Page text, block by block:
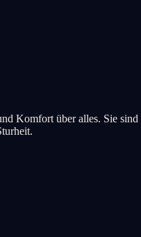
Komfort über alles. Sie